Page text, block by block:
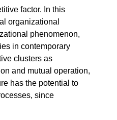
factor. In this
organizational
phenomenon,
in contemporary
clusters as
and mutual operation,
has the potential to
since